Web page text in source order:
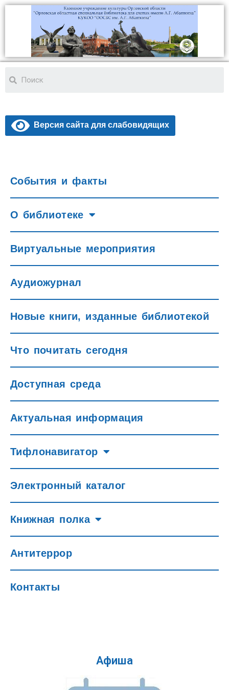
Версия сайта для слабовидящих
События и факты
О библиотеке
Виртуальные мероприятия
Аудиожурнал
Новые книги, изданные библиотекой
Что почитать сегодня
Доступная среда
Актуальная информация
Тифлонавигатор
Электронный каталог
Книжная полка
Антитеррор
Контакты
Афиша